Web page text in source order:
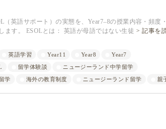
英語サポート）の実態を、Year7–8の授業内容・頻度
ます。 ESOLとは： 英語が母語ではない生徒
記事を
英語学習 Year11 Year8
Year7
留学体験談
ニュージーランド中学留学
学 海外の教育制度 ニュージーランド留学 親